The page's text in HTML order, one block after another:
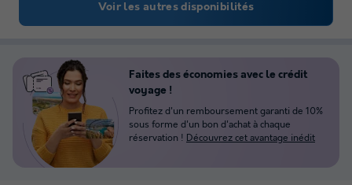
Voir les autres disponibilités
Faites des économies avec le crédit
voyage !
Profitez d'un remboursement garanti de 10%
sous forme d'un bon d'achat à chaque
réservation ! Découvrez cet avantage inédit